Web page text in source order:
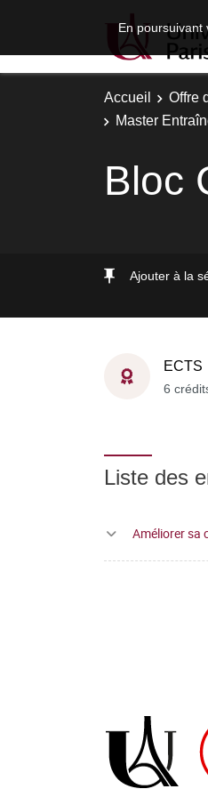
En poursuivant
Accueil Offre
Master
Bloc
Ajouter à la
ECTS
6
Liste des
Améliorer sa